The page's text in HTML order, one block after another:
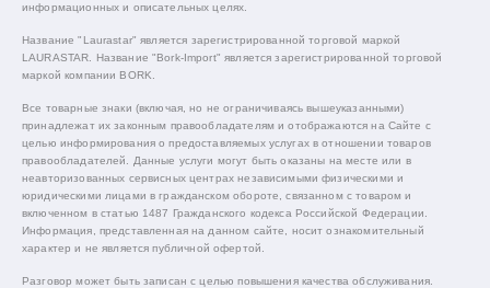
информационных и описательных целях.
Название "Laurastar" является зарегистрированной торговой маркой
LAURASTAR. Название "Bork-Import" является зарегистрированной торговой
маркой компании BORK.
Все товарные знаки (включая, но не ограничиваясь вышеуказанными)
принадлежат их законным правообладателям и отображаются на Сайте с
целью информирования о предоставляемых услугах в отношении товаров
правообладателей. Данные услуги могут быть оказаны на месте или в
неавторизованных сервисных центрах независимыми физическими и
юридическими лицами в гражданском обороте, связанном с товаром и
включенном в статью 1487 Гражданского кодекса Российской Федерации.
Информация, представленная на данном сайте, носит ознакомительный
характер и не является публичной офертой.
Разговор может быть записан с целью повышения качества обслуживания.